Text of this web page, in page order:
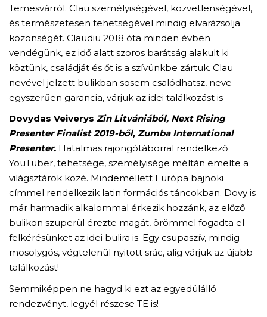
Temesvárról. Clau személyiségével, közvetlenségével,
és természetesen tehetségével mindig elvarázsolja
közönségét. Claudiu 2018 óta minden évben
vendégünk, ez idő alatt szoros barátság alakult ki
köztünk, családját és őt is a szívünkbe zártuk. Clau
nevével jelzett bulikban sosem csalódhatsz, neve
egyszerűen garancia, várjuk az idei találkozást is
Dovydas Veiverys Zin Litvániából, Next Rising
Presenter Finalist 2019-ből, Zumba International
Presenter. Hatalmas rajongótáborral rendelkező
YouTuber, tehetsége, személyisége méltán emelte a
világsztárok közé. Mindemellett Európa bajnoki
címmel rendelkezik latin formációs táncokban. Dovy is
már harmadik alkalommal érkezik hozzánk, az előző
bulikon szuperül érezte magát, örömmel fogadta el
felkérésünket az idei bulira is. Egy csupaszív, mindig
mosolygós, végtelenül nyitott srác, alig várjuk az újabb
találkozást!
Semmiképpen ne hagyd ki ezt az egyedülálló
rendezvényt, legyél részese TE is!